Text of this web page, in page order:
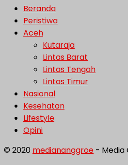
Beranda
Peristiwa
Aceh
Kutaraja
Lintas Barat
Lintas Tengah
Lintas Timur
Nasional
Kesehatan
Lifestyle
Opini
© 2020 mediananggroe - Media